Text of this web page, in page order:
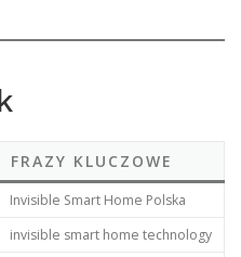
FRAZY KLUCZOWE
Invisible Smart Home Polska
invisible smart home technology